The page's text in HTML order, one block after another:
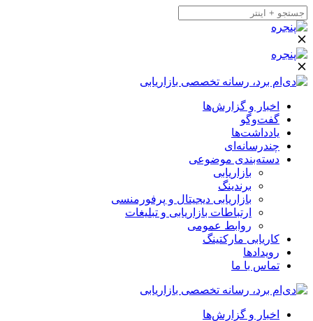
اخبار و گزارش‌ها
گفت‌وگو
یادداشت‌ها
چندرسانه‌ای
دسته‌بندی موضوعی
بازاریابی
برندینگ
بازاریابی دیجیتال و پرفورمنسی
ارتباطات بازاریابی و تبلیغات
روابط عمومی
کاریابی مارکتینگ
رویدادها
تماس با ما
اخبار و گزارش‌ها